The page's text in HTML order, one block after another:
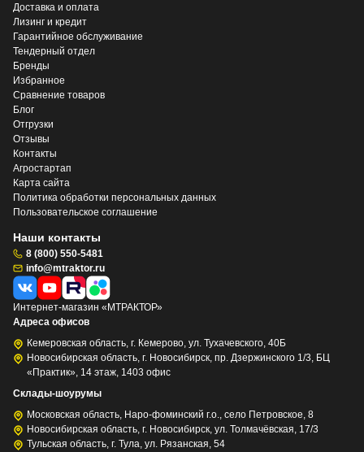
Доставка и оплата
Лизинг и кредит
Гарантийное обслуживание
Тендерный отдел
Бренды
Избранное
Сравнение товаров
Блог
Отгрузки
Отзывы
Контакты
Агростартап
Карта сайта
Политика обработки персональных данных
Пользовательское соглашение
Наши контакты
8 (800) 550-5481
info@mtraktor.ru
Интернет-магазин «МТРАКТОР»
Адреса офисов
Кемеровская область, г. Кемерово, ул. Тухачевского, 40Б
Новосибирская область, г. Новосибирск, пр. Дзержинского 1/3, БЦ
«Практик», 14 этаж, 1403 офис
Склады-шоурумы
Московская область, Наро-фоминский г.о., село Петровское, 8
Новосибирская область, г. Новосибирск, ул. Толмачёвская, 17/3
Тульская область, г. Тула, ул. Рязанская, 54